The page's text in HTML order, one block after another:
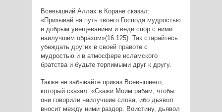
Всевышний Аллах в Коране сказал:
«Призывай на путь твоего Господа мудростью
и добрым увещеванием и веди спор с ними
наилучшим образом»(16:125). Так старайтесь
убеждать других в своей правоте с
мудростью и в атмосфере исламского
братства и будьте терпимыми друг к другу.
Также не забывайте приказ Всевышнего,
который сказал: «Скажи Моим рабам, чтобы
они говорили наилучшие слова, ибо дьявол
вносит между ними раздор. Воистину, дьявол